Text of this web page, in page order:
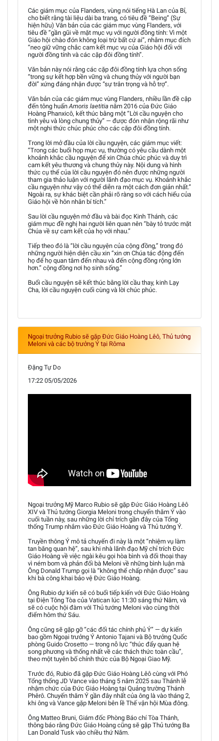
Các giám mục của Flanders, vùng nói tiếng Hà Lan của Bỉ,
cho biết rằng tài liệu dài ba trang, có tiêu đề “Being” (Sự
hiện hữu) Văn bản của các giám mục vùng Flanders, với
tiêu đề “gần gũi về mặt mục vụ với người đồng tính: Vì một
Giáo hội chào đón không loại trừ bất cứ ai”, nhằm mục đích
“neo giữ vững chắc cam kết mục vụ của Giáo hội đối với
người đồng tính và các cặp đôi đồng tính”.
Văn bản này nói rằng các cặp đôi đồng tính lựa chọn sống
“trong sự kết hợp bền vững và chung thủy với người bạn
đời” xứng đáng nhận được “sự trân trọng và hỗ trợ”.
Văn bản của các giám mục vùng Flanders, nhiều lần đề cập
đến tông huấn Amoris laetitia năm 2016 của Đức Giáo
Hoàng Phanxicô, kết thúc bằng một “Lời cầu nguyện cho
tình yêu và lòng chung thủy” — được đón nhận rộng rãi như
một nghi thức chúc phúc cho các cặp đôi đồng tính.
Trong lời mở đầu của lời cầu nguyện, các giám mục viết:
“Trong các buổi họp mục vụ, thường có yêu cầu dành một
khoảnh khắc cầu nguyện để xin Chúa chúc phúc và duy trì
cam kết yêu thương và chung thủy này. Nội dung và hình
thức cụ thể của lời cầu nguyện đó nên được những người
tham gia thảo luận với người lãnh đạo mục vụ. Khoảnh khắc
cầu nguyện như vậy có thể diễn ra một cách đơn giản nhất.”
Ngoài ra, sự khác biệt cần phải rõ ràng so với cách hiểu của
Giáo hội về hôn nhân bí tích.”
Sau lời cầu nguyện mở đầu và bài đọc Kinh Thánh, các
giám mục đề nghị hai người liên quan nên “bày tỏ trước mặt
Chúa về sự cam kết của họ với nhau.”
Tiếp theo đó là “lời cầu nguyện của cộng đồng,” trong đó
những người hiện diện cầu xin “xin ơn Chúa tác động đến
họ để họ quan tâm đến nhau và đến cộng đồng rộng lớn
hơn.” cộng đồng nơi họ sinh sống.”
Buổi cầu nguyện sẽ kết thúc bằng lời cầu thay, kinh Lạy
Cha, lời cầu nguyện cuối cùng và lời chúc phúc.
Ngoại trưởng Rubio sẽ gặp Đức Giáo Hoàng Lêô, Thủ tướng
Meloni và các bộ trưởng Ý tại Rôma
Đặng Tự Do
17:22 05/05/2026
Ngoại trưởng Mỹ Marco Rubio sẽ gặp Đức Giáo Hoàng Lêô
XIV và Thủ tướng Giorgia Meloni trong chuyến thăm Ý vào
cuối tuần này, sau những lời chỉ trích gần đây của Tổng
thống Trump nhắm vào Đức Giáo Hoàng và Thủ tướng Ý.
Truyền thông Ý mô tả chuyến đi này là một “nhiệm vụ làm
tan băng quan hệ”, sau khi nhà lãnh đạo Mỹ chỉ trích Đức
Giáo Hoàng về việc ngài kêu gọi hòa bình và đối thoại thay
vì ném bom và phản đối bà Meloni về những bình luận mà
Ông Donald Trump gọi là “không thể chấp nhận được” sau
khi bà công khai bảo vệ Đức Giáo Hoàng.
Ông Rubio dự kiến sẽ có buổi tiếp kiến với Đức Giáo Hoàng
tại Điện Tông Tòa của Vatican lúc 11:30 sáng thứ Năm, và
sẽ có cuộc hội đàm với Thủ tướng Meloni vào cùng thời
điểm hôm thứ Sáu.
Ông cũng sẽ gặp gỡ “các đối tác chính phủ Ý” — dự kiến
bao gồm Ngoại trưởng Ý Antonio Tajani và Bộ trưởng Quốc
phòng Guido Crosetto — trong nỗ lực “thúc đẩy quan hệ
song phương và thống nhất về các thách thức toàn cầu”,
theo một tuyên bố chính thức của Bộ Ngoại Giao Mỹ.
Trước đó, Rubio đã gặp Đức Giáo Hoàng Lêô cùng với Phó
Tổng thống JD Vance vào tháng 5 năm 2025 sau Thánh lễ
nhậm chức của Đức Giáo Hoàng tại Quảng trường Thánh
Phêrô. Chuyến thăm Ý gần đây nhất của ông là vào tháng 2,
khi ông và Vance gặp Meloni bên lề Thế vận hội Mùa đông.
Ông Matteo Bruni, Giám đốc Phòng Báo chí Tòa Thánh,
thông báo rằng Đức Giáo Hoàng cũng sẽ gặp Thủ tướng Ba
Lan Donald Tusk vào chiều thứ Năm.